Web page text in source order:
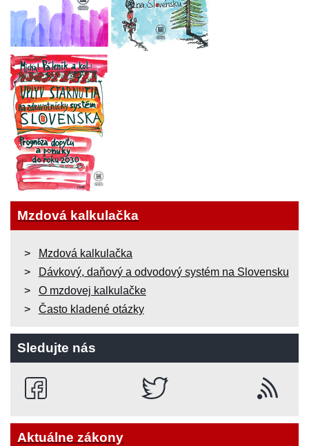
Mzdová kalkulačka
Mzdová kalkulačka
Dávkový, daňový a odvodový systém na Slovensku
O mzdovej kalkulačke
Často kladené otázky
Sledujte nás
Aktuálne zákony